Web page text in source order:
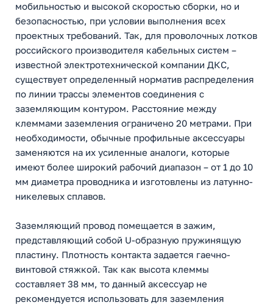
мобильностью и высокой скоростью сборки, но и
безопасностью, при условии выполнения всех
проектных требований. Так, для проволочных лотков
российского производителя кабельных систем –
известной электротехнической компании ДКС,
существует определенный норматив распределения
по линии трассы элементов соединения с
заземляющим контуром. Расстояние между
клеммами заземления ограничено 20 метрами. При
необходимости, обычные профильные аксессуары
заменяются на их усиленные аналоги, которые
имеют более широкий рабочий диапазон – от 1 до 10
мм диаметра проводника и изготовлены из латунно-
никелевых сплавов.
Заземляющий провод помещается в зажим,
представляющий собой U-образную пружинящую
пластину. Плотность контакта задается гаечно-
винтовой стяжкой. Так как высота клеммы
составляет 38 мм, то данный аксессуар не
рекомендуется использовать для заземления